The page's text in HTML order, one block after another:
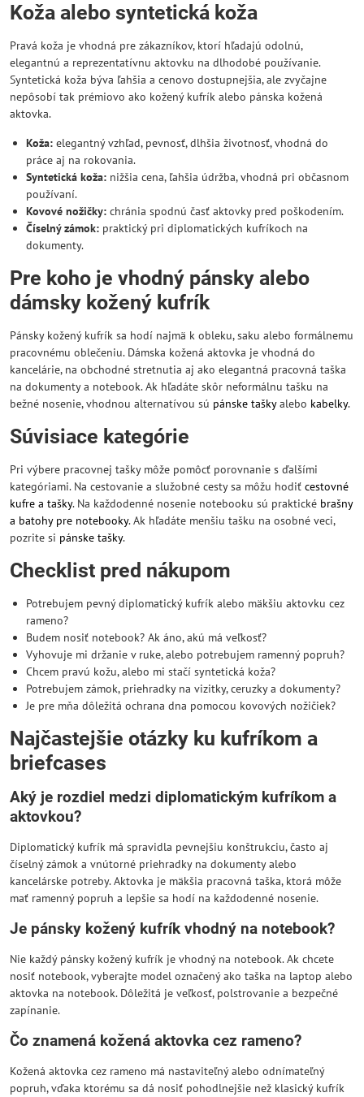
Koža alebo syntetická koža
Pravá koža je vhodná pre zákazníkov, ktorí hľadajú odolnú,
elegantnú a reprezentatívnu aktovku na dlhodobé používanie.
Syntetická koža býva ľahšia a cenovo dostupnejšia, ale zvyčajne
nepôsobí tak prémiovo ako kožený kufrík alebo pánska kožená
aktovka.
Koža: elegantný vzhľad, pevnosť, dlhšia životnosť, vhodná do
práce aj na rokovania.
Syntetická koža: nižšia cena, ľahšia údržba, vhodná pri občasnom
používaní.
Kovové nožičky: chránia spodnú časť aktovky pred poškodením.
Číselný zámok: praktický pri diplomatických kufríkoch na
dokumenty.
Pre koho je vhodný pánsky alebo
dámsky kožený kufrík
Pánsky kožený kufrík sa hodí najmä k obleku, saku alebo formálnemu
pracovnému oblečeniu. Dámska kožená aktovka je vhodná do
kancelárie, na obchodné stretnutia aj ako elegantná pracovná taška
na dokumenty a notebook. Ak hľadáte skôr neformálnu tašku na
bežné nosenie, vhodnou alternatívou sú pánske taškyalebo kabelky.
Súvisiace kategórie
Pri výbere pracovnej tašky môže pomôcť porovnanie s ďalšími
kategóriami. Na cestovanie a služobné cesty sa môžu hodiť cestovné
kufre a tašky. Na každodenné nosenie notebooku sú praktické brašny
a batohy pre notebooky. Ak hľadáte menšiu tašku na osobné veci,
pozrite si pánske tašky.
Checklist pred nákupom
Potrebujem pevný diplomatický kufrík alebo mäkšiu aktovku cez
rameno?
Budem nosiť notebook? Ak áno, akú má veľkosť?
Vyhovuje mi držanie v ruke, alebo potrebujem ramenný popruh?
Chcem pravú kožu, alebo mi stačí syntetická koža?
Potrebujem zámok, priehradky na vizitky, ceruzky a dokumenty?
Je pre mňa dôležitá ochrana dna pomocou kovových nožičiek?
Najčastejšie otázky ku kufríkom a
briefcases
Aký je rozdiel medzi diplomatickým kufríkom a
aktovkou?
Diplomatický kufrík má spravidla pevnejšiu konštrukciu, často aj
číselný zámok a vnútorné priehradky na dokumenty alebo
kancelárske potreby. Aktovka je mäkšia pracovná taška, ktorá môže
mať ramenný popruh a lepšie sa hodí na každodenné nosenie.
Je pánsky kožený kufrík vhodný na notebook?
Nie každý pánsky kožený kufrík je vhodný na notebook. Ak chcete
nosiť notebook, vyberajte model označený ako taška na laptop alebo
aktovka na notebook. Dôležitá je veľkosť, polstrovanie a bezpečné
zapínanie.
Čo znamená kožená aktovka cez rameno?
Kožená aktovka cez rameno má nastaviteľný alebo odnímateľný
popruh, vďaka ktorému sa dá nosiť pohodlnejšie než klasický kufrík